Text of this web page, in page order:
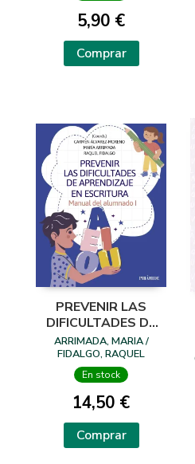
5,90 €
Comprar
PREVENIR LAS
DIFICULTADES DE
APRENDIZAJE EN
ESCRITURA
ARRIMADA, MARIA /
FIDALGO, RAQUEL
En stock
14,50 €
Comprar